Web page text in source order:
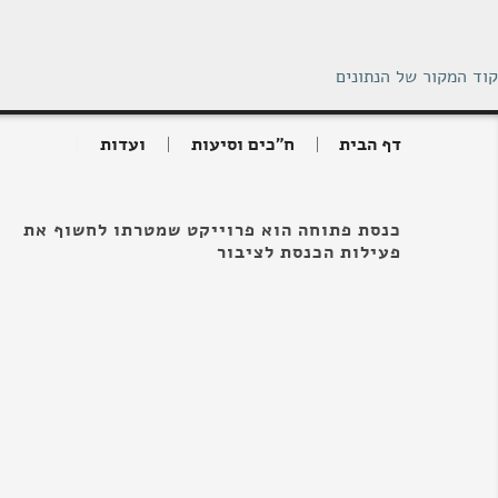
קוד המקור של הנתונים
דף הבית ח"כים וסיעות ועדות
כנסת פתוחה הוא פרוייקט שמטרתו לחשוף את
פעילות הכנסת לציבור